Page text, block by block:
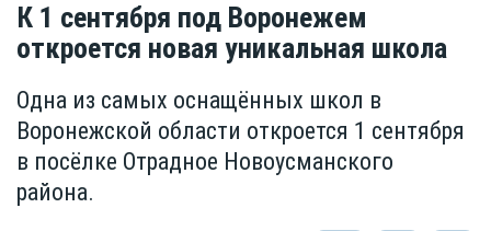
К 1 сентября под Воронежем
откроется новая уникальная школа
Одна из самых оснащённых школ в
Воронежской области откроется 1 сентября
в посёлке Отрадное Новоусманского
района.